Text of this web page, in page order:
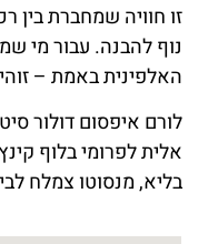
זו חוויה שמחברת בין
נוף להבנה. עבור מי
האלפינית באמת –
לורם איפסום דולור
אלית לפרומי בלוף
בליא, מנסוטו צמלח